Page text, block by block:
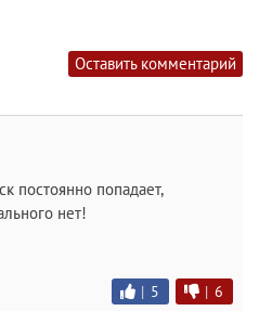
Оставить комментарий
постоянно попадает,
нет!
| 5 | 6